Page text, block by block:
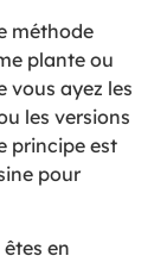
méthode
plante ou
vous ayez les
les versions
principe est
pour
en